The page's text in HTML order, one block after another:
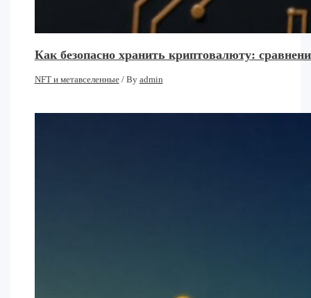
Как безопасно хранить криптовалюту:
NFT и метавселенные/ By admin